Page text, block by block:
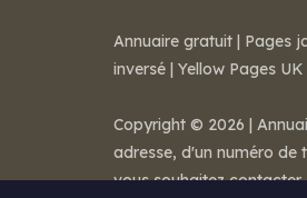
Annuaire gratuit | Pages
inversé | Yellow Pages UK
Copyright © 2026 |
adresse, d'un numéro de
vous souhaitez